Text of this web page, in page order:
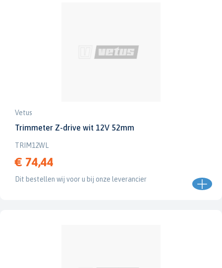
Vetus
Trimmeter Z-drive wit 12V 52mm
TRIM12WL
€ 74,44
Dit bestellen wij voor u bij onze leverancier